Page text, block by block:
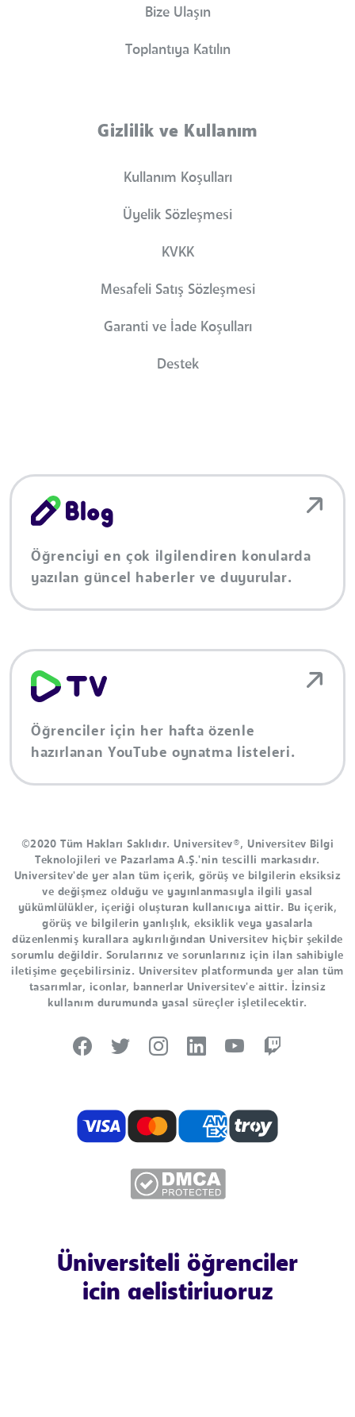
Bize Ulaşın
Toplantıya Katılın
Gizlilik ve Kullanım
Kullanım Koşulları
Üyelik Sözleşmesi
KVKK
Mesafeli Satış Sözleşmesi
Garanti ve İade Koşulları
Destek
Öğrenciyi en çok ilgilendiren konularda
yazılan güncel haberler ve duyurular.
Öğrenciler için her hafta özenle
hazırlanan YouTube oynatma listeleri.
©2020 Tüm Hakları Saklıdır. Universitev®, Universitev Bilgi
Teknolojileri ve Pazarlama A.Ş.'nin tescilli markasıdır.
Universitev'de yer alan tüm içerik, görüş ve bilgilerin eksiksiz
ve değişmez olduğu ve yayınlanmasıyla ilgili yasal
yükümlülükler, içeriği oluşturan kullanıcıya aittir. Bu içerik,
görüş ve bilgilerin yanlışlık, eksiklik veya yasalarla
düzenlenmiş kurallara aykırılığından Universitev hiçbir şekilde
sorumlu değildir. Sorularınız ve sorunlarınız için ilan sahibiyle
iletişime geçebilirsiniz. Universitev platformunda yer alan tüm
tasarımlar, iconlar, bannerlar Universitev'e aittir. İzinsiz
kullanım durumunda yasal süreçler işletilecektir.
Üniversiteli öğrenciler
için geliştiriyoruz